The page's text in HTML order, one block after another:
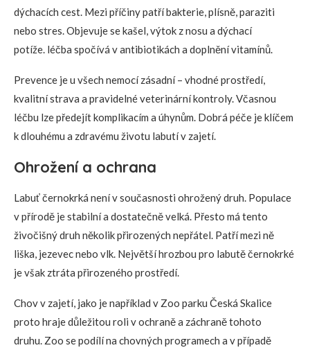
dýchacích cest. Mezi příčiny patří bakterie, plísně, paraziti
nebo stres. Objevuje se kašel, výtok z nosu a dýchací
potíže. léčba spočívá v antibiotikách a doplnění vitamínů.
Prevence je u všech nemocí zásadní – vhodné prostředí,
kvalitní strava a pravidelné veterinární kontroly. Včasnou
léčbu lze předejít komplikacím a úhynům. Dobrá péče je klíčem
k dlouhému a zdravému životu labutí v zajetí.
Ohrožení a ochrana
Labuť černokrká není v současnosti ohrožený druh. Populace
v přírodě je stabilní a dostatečně velká. Přesto má tento
živočišný druh několik přirozených nepřátel. Patří mezi ně
liška, jezevec nebo vlk. Největší hrozbou pro labutě černokrké
je však ztráta přirozeného prostředí.
Chov v zajetí, jako je například v Zoo parku Česká Skalice
proto hraje důležitou roli v ochraně a záchraně tohoto
druhu. Zoo se podílí na chovných programech a v případě